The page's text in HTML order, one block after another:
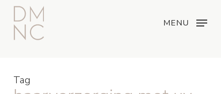
Skip
main
content
MENU
Tag